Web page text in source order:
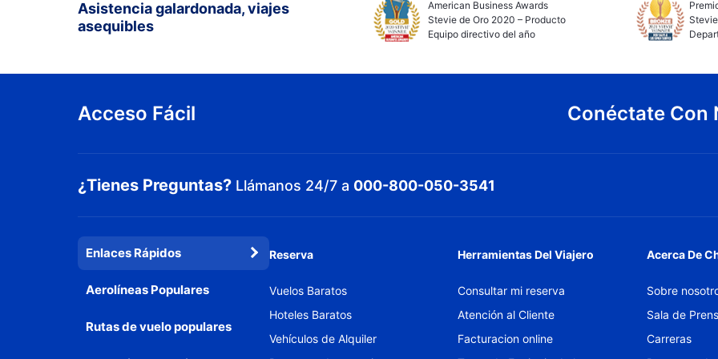
Asistencia galardonada, viajes
asequibles
American Business Awards
Stevie de Oro 2020 – Producto
Equipo directivo del año
Acceso Fácil Conéctate Con
¿Tienes Preguntas? Llámanos 24/7 a 000-800-050-3541
Enlaces Rápidos
Aerolíneas Populares
Rutas de vuelo populares
Reserva
Vuelos Baratos
Hoteles Baratos
Vehículos de Alquiler
Herramientas Del Viajero
Consultar mi reserva
Atención al Cliente
Facturacion online
Acerca De
Sobre
Sala de
Carreras